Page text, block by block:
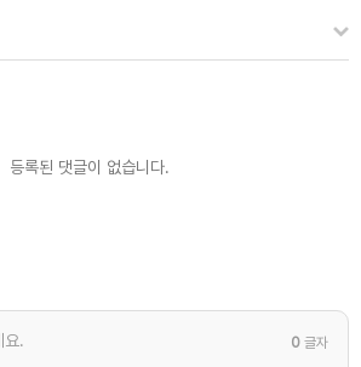
등록된 댓글이 없습니다.
0 글자